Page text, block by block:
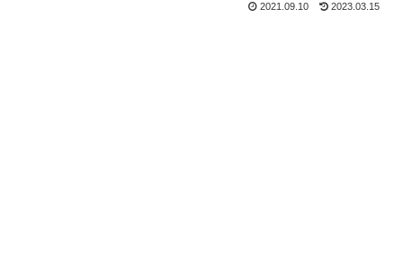
2021.09.10 2023.03.15